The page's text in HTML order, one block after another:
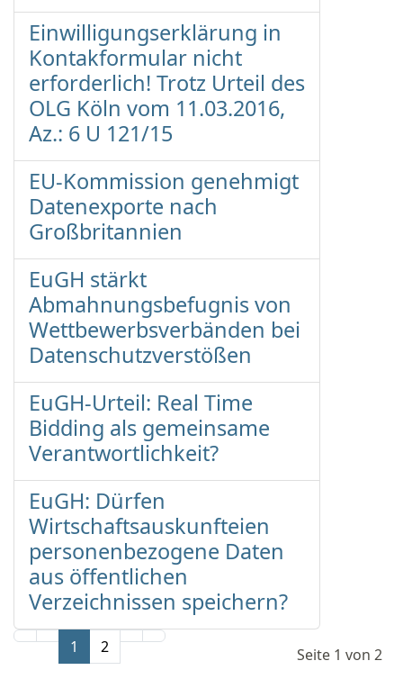
Einwilligungserklärung in
Kontakformular nicht
erforderlich! Trotz Urteil des
OLG Köln vom 11.03.2016,
Az.: 6 U 121/15
EU-Kommission genehmigt
Datenexporte nach
Großbritannien
EuGH stärkt
Abmahnungsbefugnis von
Wettbewerbsverbänden bei
Datenschutzverstößen
EuGH-Urteil: Real Time
Bidding als gemeinsame
Verantwortlichkeit?
EuGH: Dürfen
Wirtschaftsauskunfteien
personenbezogene Daten
aus öffentlichen
Verzeichnissen speichern?
Seite 1 von 2
1 2